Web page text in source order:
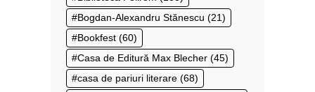
Bogdan-Alexandru Stănescu (21)
Bookfest (60)
Casa de Editură Max Blecher (45)
casa de pariuri literare (68)